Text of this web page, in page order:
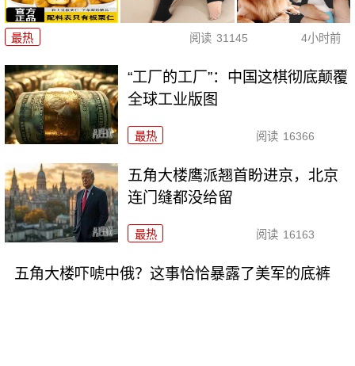
最热 阅读 31145 4小时前
“工厂的工厂”：中国这棋彻底颠覆
全球工业版图
最热 阅读 16366
五角大楼鹰派翘首盼进京，北京
连门缝都没给留
最热 阅读 16163
五角大楼吓唬中俄？这事恰恰暴露了美军的底裤